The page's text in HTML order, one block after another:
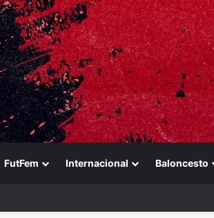
FutFem Internacional Baloncesto